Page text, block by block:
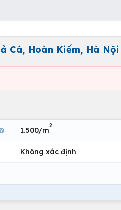
Cá, Hoàn Kiếm, Hà Nội
1.500/m
2
Không xác định